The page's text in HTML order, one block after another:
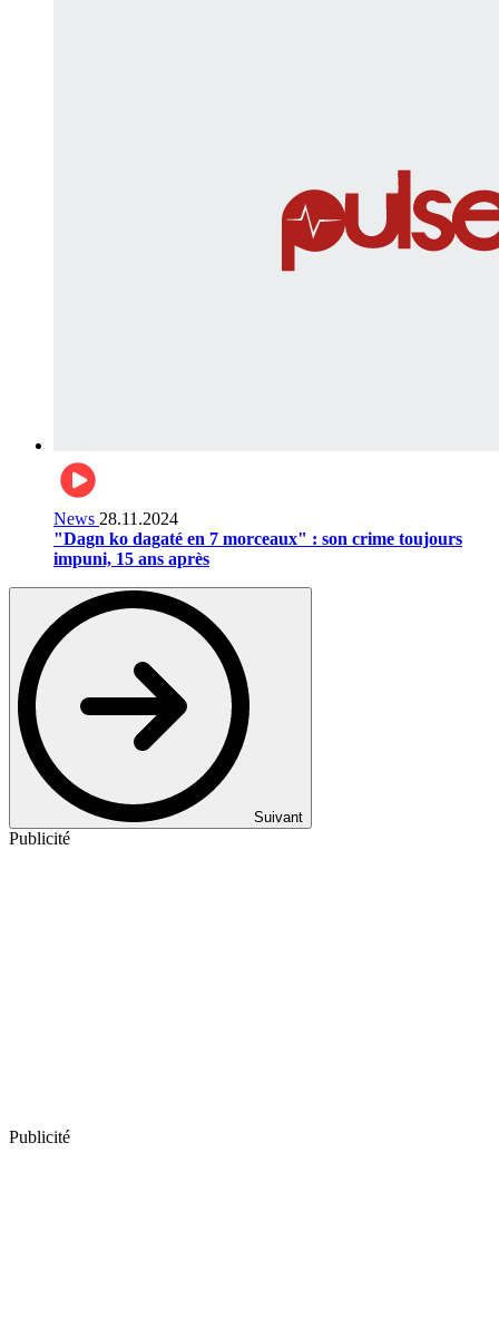
News 28.11.2024
"Dagn ko dagaté en 7 morceaux" : son crime toujours
impuni, 15 ans après
Suivant
Publicité
Publicité